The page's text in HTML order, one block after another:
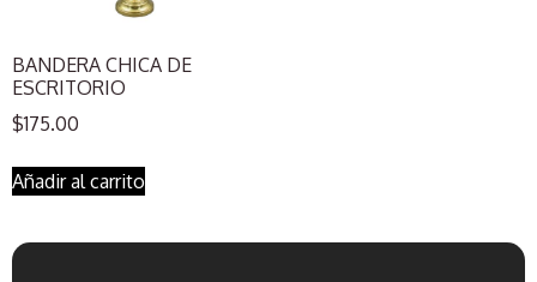
BANDERA CHICA DE
ESCRITORIO
$175.00
Añadir al carrito